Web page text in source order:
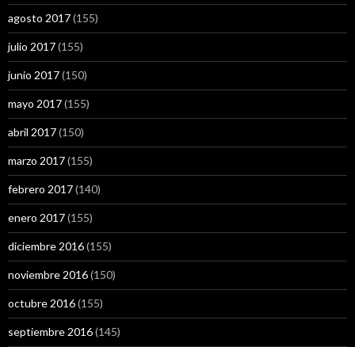
agosto 2017(155)
julio 2017(155)
junio 2017(150)
mayo 2017(155)
abril 2017(150)
marzo 2017(155)
febrero 2017(140)
enero 2017(155)
diciembre 2016(155)
noviembre 2016(150)
octubre 2016(155)
septiembre 2016(145)